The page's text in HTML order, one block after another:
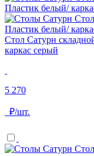
Стол Сатурн
каркас серый
5 270
₽/шт.